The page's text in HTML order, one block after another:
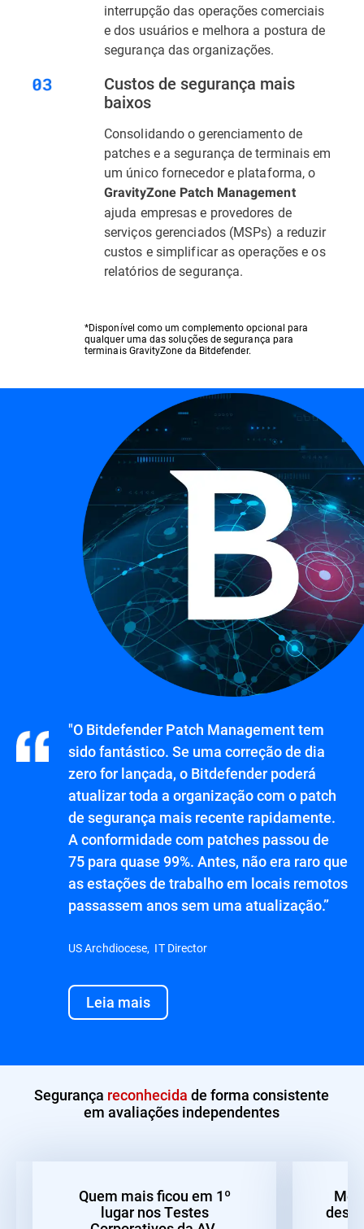
interrupção das operações comerciais
e dos usuários e melhora a postura de
segurança das organizações.
Custos de segurança mais
baixos
Consolidando o gerenciamento de
patches e a segurança de terminais em
um único fornecedor e plataforma, o
GravityZone Patch Management
ajuda empresas e provedores de
serviços gerenciados (MSPs) a reduzir
custos e simplificar as operações e os
relatórios de segurança.
*Disponível como um complemento opcional para
qualquer uma das soluções de segurança para
terminais GravityZone da Bitdefender.
"O Bitdefender Patch Management tem
sido fantástico. Se uma correção de dia
zero for lançada, o Bitdefender poderá
atualizar toda a organização com o patch
de segurança mais recente rapidamente.
A conformidade com patches passou de
75 para quase 99%. Antes, não era raro que
as estações de trabalho em locais remotos
passassem anos sem uma atualização.”
US Archdiocese, IT Director
Leia mais
Segurança reconhecida de forma consistente
em avaliações independentes
Quem mais ficou em 1º
lugar nos Testes